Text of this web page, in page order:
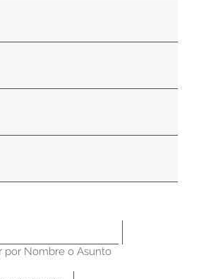
por Nombre o Asunto